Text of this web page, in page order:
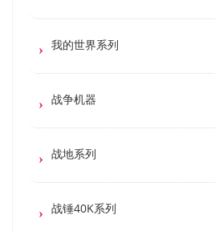
我的世界系列
战争机器
战地系列
战锤40K系列